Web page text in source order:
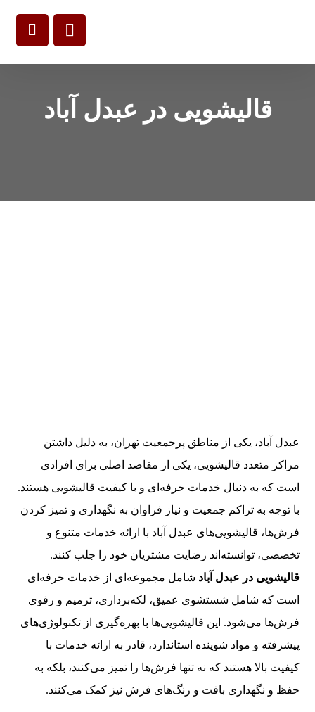
قالیشویی در عبدل آباد
عبدل آباد، یکی از مناطق پرجمعیت تهران، به دلیل داشتن
مراکز متعدد قالیشویی، یکی از مقاصد اصلی برای افرادی
است که به دنبال خدمات حرفه‌ای و با کیفیت قالیشویی هستند.
با توجه به تراکم جمعیت و نیاز فراوان به نگهداری و تمیز کردن
فرش‌ها، قالیشویی‌های عبدل آباد با ارائه خدمات متنوع و
تخصصی، توانسته‌اند رضایت مشتریان خود را جلب کنند.
قالیشویی در عبدل آباد شامل مجموعه‌ای از خدمات حرفه‌ای
است که شامل شستشوی عمیق، لکه‌برداری، ترمیم و رفوی
فرش‌ها می‌شود. این قالیشویی‌ها با بهره‌گیری از تکنولوژی‌های
پیشرفته و مواد شوینده استاندارد، قادر به ارائه خدمات با
کیفیت بالا هستند که نه تنها فرش‌ها را تمیز می‌کنند، بلکه به
حفظ و نگهداری بافت و رنگ‌های فرش نیز کمک می‌کنند.